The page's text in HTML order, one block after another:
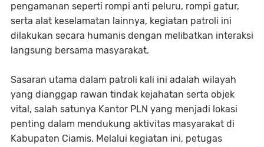
pengamanan seperti rompi anti peluru, rompi gatur,
serta alat keselamatan lainnya, kegiatan patroli ini
dilakukan secara humanis dengan melibatkan interaksi
langsung bersama masyarakat.
Sasaran utama dalam patroli kali ini adalah wilayah
yang dianggap rawan tindak kejahatan serta objek
vital, salah satunya Kantor PLN yang menjadi lokasi
penting dalam mendukung aktivitas masyarakat di
Kabupaten Ciamis. Melalui kegiatan ini, petugas